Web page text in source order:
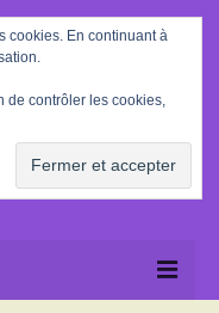
cookies. En continuant à
de contrôler les cookies,